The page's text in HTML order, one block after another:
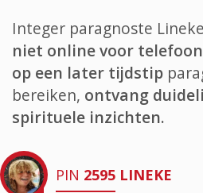
Integer paragnoste
niet online voor
op een later tijdstip
bereiken, ontvang
spirituele inzichten.
PIN 2595 LINEKE